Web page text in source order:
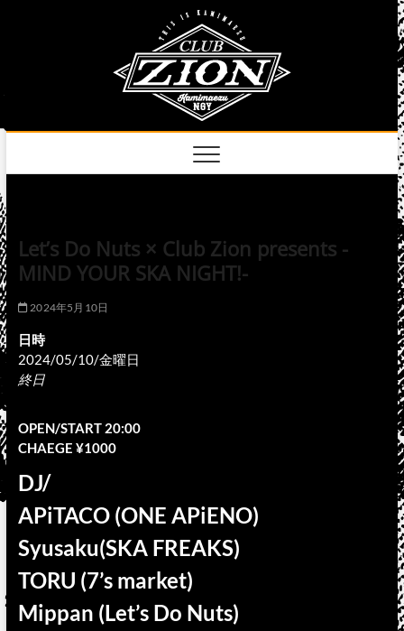
Let’s Do Nuts × Club Zion presents -
MIND YOUR SKA NIGHT!-
2024年5月10日
日時
2024/05/10/金曜日
終日
OPEN/START 20:00
CHAEGE ¥1000
DJ/
APiTACO (ONE APiENO)
Syusaku(SKA FREAKS)
TORU (7’s market)
Mippan (Let’s Do Nuts)